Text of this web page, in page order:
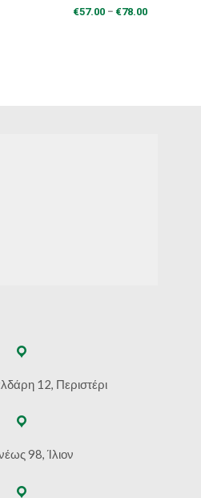
€57.00 – €78.00Price
12, Περιστέρι
98, Ίλιον